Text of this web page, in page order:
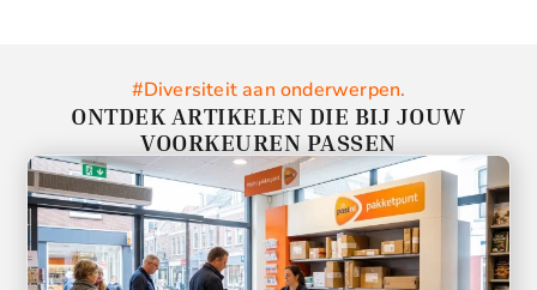
#Diversiteit aan onderwerpen.
ONTDEK ARTIKELEN DIE BIJ JOUW
VOORKEUREN PASSEN